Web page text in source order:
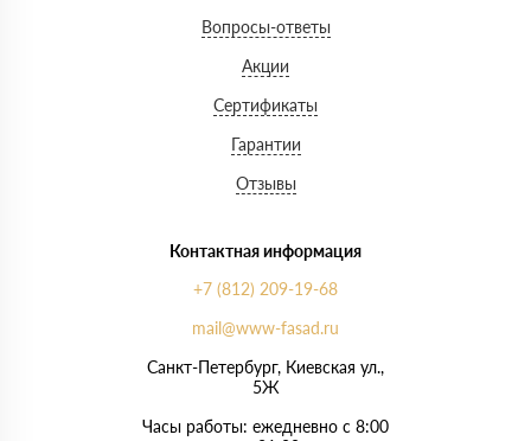
Вопросы-ответы
Акции
Сертификаты
Гарантии
Отзывы
Контактная информация
+7 (812) 209-19-68
mail@www-fasad.ru
Санкт-Петербург, ​Киевская ул.,
5Ж
Часы работы: ежедневно с 8:00